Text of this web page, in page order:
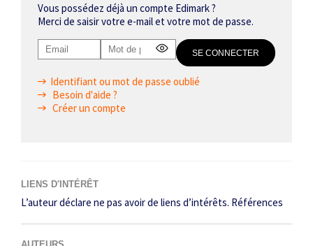
Vous possédez déjà un compte Edimark ?
Merci de saisir votre e-mail et votre mot de passe.
Identifiant ou mot de passe oublié
Besoin d'aide ?
Créer un compte
LIENS D'INTÉRÊT
L’auteur déclare ne pas avoir de liens d’intérêts. Références